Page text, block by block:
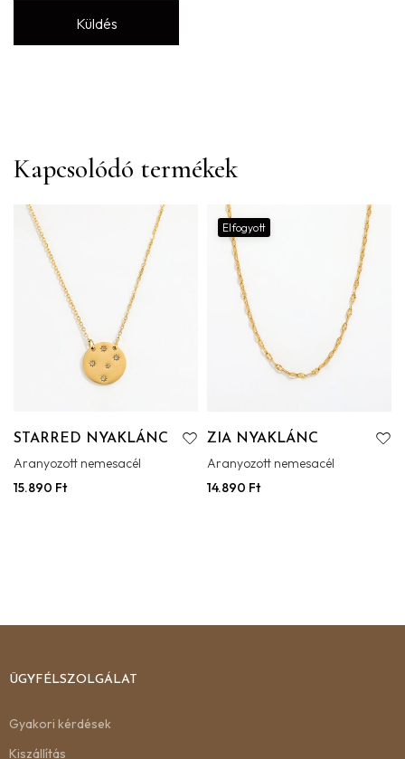
Kapcsolódó termékek
STARRED NYAKLÁNC
Aranyozott nemesacél
15.890 Ft
Elfogyott
ZIA NYAKLÁNC
Aranyozott nemesacél
14.890 Ft
ÜGYFÉLSZOLGÁLAT
Gyakori kérdések
Kiszállítás